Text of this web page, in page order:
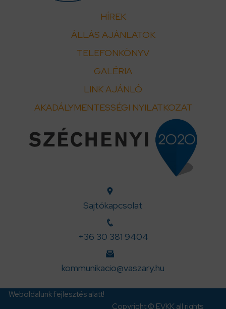
HÍREK
ÁLLÁS AJÁNLATOK
TELEFONKÖNYV
GALÉRIA
LINK AJÁNLÓ
AKADÁLYMENTESSÉGI NYILATKOZAT
Sajtókapcsolat
+36 30 381 9404
kommunikacio@vaszary.hu
Weboldalunk fejlesztés alatt!
Copyright © EVKK all rights